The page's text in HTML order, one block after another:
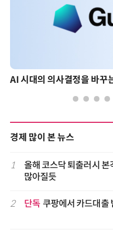
경제 많이 본 뉴스
1
올해 코스닥 퇴출러시
많아질듯
2 단독 쿠팡에서 카드대출